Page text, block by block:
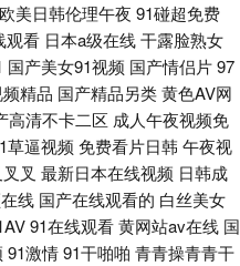
欧美日韩伦理午夜 91碰超免费
观看 日本a级在线干露脸熟女
国产美女91视频 国产情侣片97
精品 国产精品另类黄色AV网
高清不卡二区 成人午夜视频免
草逼视频 免费看片日韩 午夜视
叉 最新日本在线视频 日韩成
线 国产在线观看的 白丝美女
91在线观看黄网站av在线 国
91激情91干啪啪 青青操青青干